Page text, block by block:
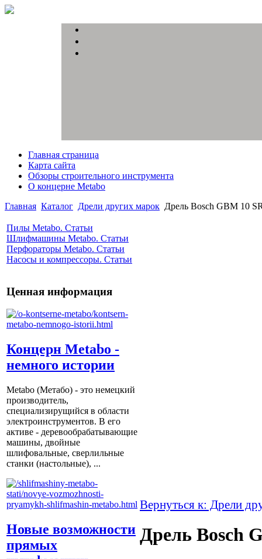
Главная страница
Карта сайта
Обзоры строительного инструмента
О концерне Metabo
Главная Каталог Дрели других марок Дрель Bosch GBM 10
Пилы Metabo. Статьи
Шлифмашины Metabo. Статьи
Перфораторы Metabo. Статьи
Насосы и компрессоры. Статьи
Ценная информация
Концерн Metabo -
немного истории
Metabo (Метабо) - это немецкий
производитель,
специализирущийся в области
электроинструментов. В его
активе - деревообрабатывающие
машины, двойные
шлифовальные, сверлильные
станки (настольные), ...
Новые возможности
прямых
Вернуться к: Дрели
Дрель Bosch